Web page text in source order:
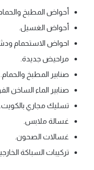
أحواض المطبخ
أحواض الغسيل.
احواض الاستحمام
مراحيض جديدة.
صنابير المطبخ والحمام.
صنابير الماء الساخن
تسليك مجاري بالكويت.
غسالة ملابس.
غسالات الصحون.
تركيبات السباكة